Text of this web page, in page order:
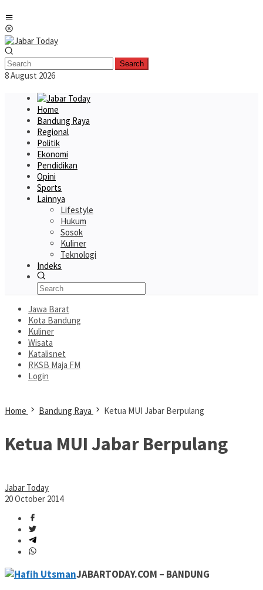
to
content
Search
8 August 2026
Home
Bandung Raya
Regional
Politik
Ekonomi
Pendidikan
Opini
Sports
Lainnya
Lifestyle
Hukum
Sosok
Kuliner
Teknologi
Indeks
Jawa Barat
Kota Bandung
Kuliner
Wisata
Katalisnet
RKSB Maja FM
Login
Home Bandung Raya Ketua MUI Jabar Berpulang
Ketua MUI Jabar Berpulang
Jabar Today
20 October 2014
JABARTODAY.COM – BANDUNG